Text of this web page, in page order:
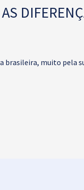
brasileira, muito pela